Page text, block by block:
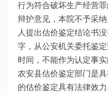
行为符合破坏生产经营
辩护意见，本院不予采
人提出估价鉴定结论书
字，从公安机关委托鉴
时间，不能作为认定事
农安县估价鉴定部门是
的估价鉴定具有法律效